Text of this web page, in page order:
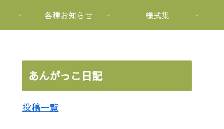
各種お知らせ 様式集
あんがっこ日記
投稿一覧